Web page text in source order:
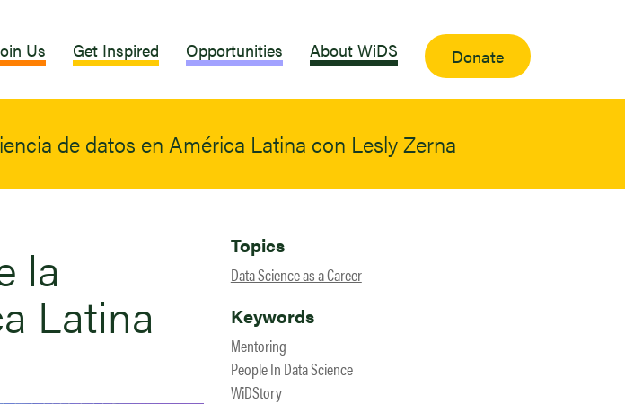
Us Get Inspired Opportunities About WiDS Donate
de datos en América Latina con Lesly Zerna
la
Latina
Topics
Data Science as a Career
Keywords
Mentoring
People In Data Science
WiDStory